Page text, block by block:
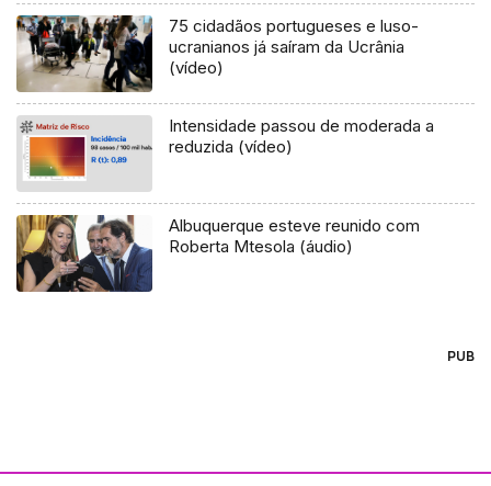
75 cidadãos portugueses e luso-
ucranianos já saíram da Ucrânia
(vídeo)
Intensidade passou de moderada a
reduzida (vídeo)
Albuquerque esteve reunido com
Roberta Mtesola (áudio)
PUB